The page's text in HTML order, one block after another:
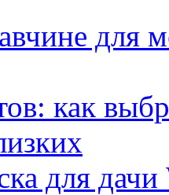
для
как
для